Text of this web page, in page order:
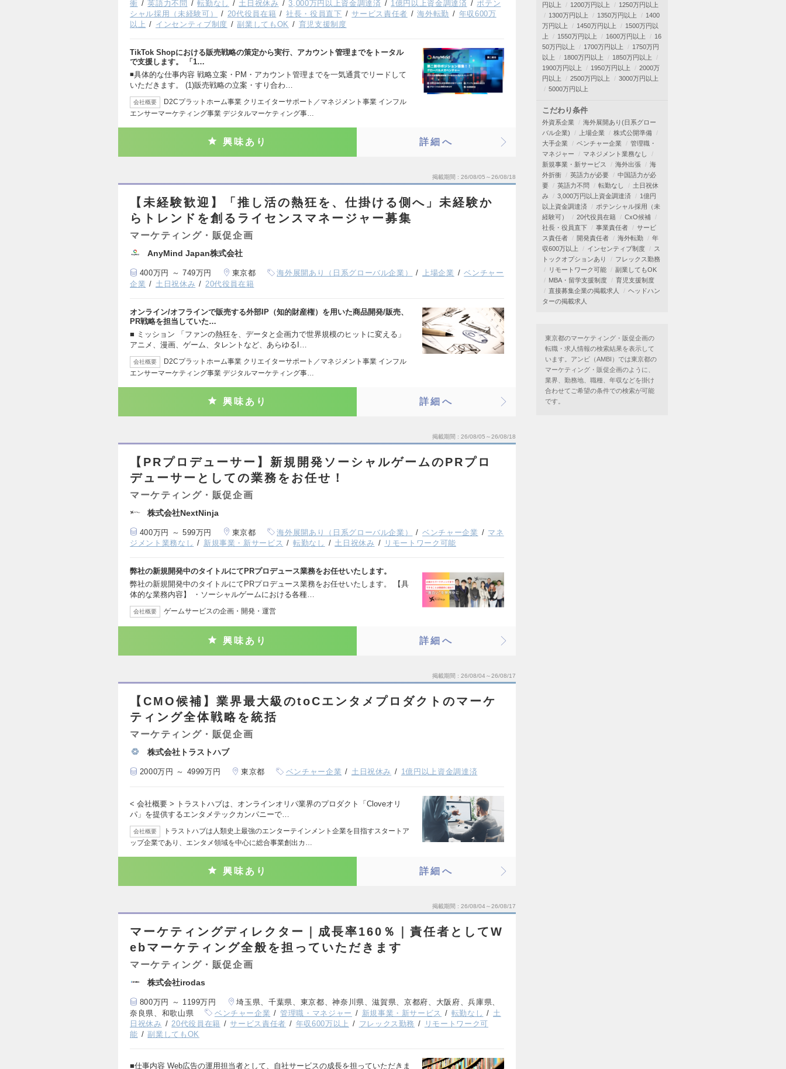
衝
英語力不問 転勤なし 土日祝休み 3,000万円以上資金調達済 1億円以上資金調達済
ポテン
シャル採用（未経験可）
20代役員在籍 社長・役員直下 サービス責任者 海外転勤
年収600万
以上
インセンティブ制度 副業してもOK 育児支援制度
TikTok Shopにおける販売戦略の策定から実行、アカウント管理までをトータル
で支援します。 「1…
◾️具体的な仕事内容 戦略立案・PM・アカウント管理までを一気通貫でリードして
いただきます。 (1)販売戦略の立案・すり合わ…
会社概要
D2Cプラットホーム事業 クリエイターサポート／マネジメント事業 インフル
エンサーマーケティング事業 デジタルマーケティング事…
興味あり 詳細へ
掲載期間 26/08/05～26/08/18
【未経験歓迎】「推し活の熱狂を、仕掛ける側へ」未経験か
らトレンドを創るライセンスマネージャー募集
マーケティング・販促企画
AnyMind Japan株式会社
400万円 ～ 749万円 東京都 海外展開あり（日系グローバル企業） 上場企業
ベンチャー
企業
土日祝休み 20代役員在籍
オンライン/オフラインで販売する外部IP（知的財産権）を用いた商品開発/販売、
PR戦略を担当していた…
■ ミッション 「ファンの熱狂を、データと企画力で世界規模のヒットに変える」
アニメ、漫画、ゲーム、タレントなど、あらゆるI…
会社概要
D2Cプラットホーム事業 クリエイターサポート／マネジメント事業 インフル
エンサーマーケティング事業 デジタルマーケティング事…
興味あり 詳細へ
掲載期間 26/08/05～26/08/18
【PRプロデューサー】新規開発ソーシャルゲームのPRプロ
デューサーとしての業務をお任せ！
マーケティング・販促企画
株式会社NextNinja
400万円 ～ 599万円 東京都 海外展開あり（日系グローバル企業） ベンチャー企業
マネ
ジメント業務なし
新規事業・新サービス 転勤なし 土日祝休み リモートワーク可能
弊社の新規開発中のタイトルにてPRプロデュース業務をお任せいたします。
弊社の新規開発中のタイトルにてPRプロデュース業務をお任せいたします。 【具
体的な業務内容】 ・ソーシャルゲームにおける各種…
会社概要 ゲームサービスの企画・開発・運営
興味あり 詳細へ
掲載期間 26/08/04～26/08/17
【CMO候補】業界最大級のtoCエンタメプロダクトのマーケ
ティング全体戦略を統括
マーケティング・販促企画
株式会社トラストハブ
2000万円 ～ 4999万円 東京都 ベンチャー企業 土日祝休み 1億円以上資金調達済
< 会社概要 > トラストハブは、オンラインオリパ業界のプロダクト「Cloveオリ
パ」を提供するエンタメテックカンパニーで…
会社概要
トラストハブは人類史上最強のエンターテインメント企業を目指すスタートア
ップ企業であり、エンタメ領域を中心に総合事業創出カ…
興味あり 詳細へ
掲載期間 26/08/04～26/08/17
マーケティングディレクター｜成長率160％｜責任者としてW
ebマーケティング全般を担っていただきます
マーケティング・販促企画
株式会社irodas
800万円 ～ 1199万円
埼玉県、千葉県、東京都、神奈川県、滋賀県、京都府、大阪府、兵庫県、
奈良県、和歌山県
ベンチャー企業 管理職・マネジャー 新規事業・新サービス 転勤なし
土
日祝休み
20代役員在籍 サービス責任者 年収600万以上 フレックス勤務
リモートワーク可
能
副業してもOK
■仕事内容 Web広告の運用担当者として、自社サービスの成長を担っていただきま
円以上
1200万円以上
1250万円以上
1300万円以上
1350万円以上
1400
万円以上
1450万円以上
1500万円以
上
1550万円以上 1600万円以上
16
50万円以上
1700万円以上
1750万円
以上
1800万円以上
1850万円以上
1900万円以上
1950万円以上
2000万
円以上
2500万円以上
3000万円以上
5000万円以上
こだわり条件
外資系企業
海外展開あり(日系グロー
バル企業)
上場企業
株式公開準備
大手企業
ベンチャー企業
管理職・
マネジャー
マネジメント業務なし
新規事業・新サービス
海外出張
海
外折衝
英語力が必要
中国語力が必
要
英語力不問 転勤なし
土日祝休
み
3,000万円以上資金調達済
1億円
以上資金調達済
ポテンシャル採用（未
経験可）
20代役員在籍
CxO候補
社長・役員直下
事業責任者
サービ
ス責任者
開発責任者 海外転勤
年
収600万以上
インセンティブ制度
ス
トックオプションあり
フレックス勤務
リモートワーク可能
副業してもOK
MBA・留学支援制度
育児支援制度
直接募集企業の掲載求人
ヘッドハン
ターの掲載求人
東京都のマーケティング・販促企画の
転職・求人情報の検索結果を表示して
います。アンビ（AMBI）では東京都の
マーケティング・販促企画のように、
業界、勤務地、職種、年収などを掛け
合わせてご希望の条件での検索が可能
です。